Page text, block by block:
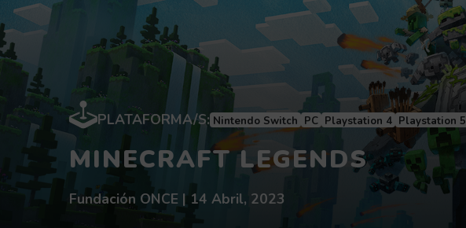
MINECRAFT LEGENDS
PLATAFORMA/S: Nintendo Switch PC Playstation 4 Playstation 5
Redactado por:
Fundación ONCE | fecha de publicación:
14 Abril, 2023